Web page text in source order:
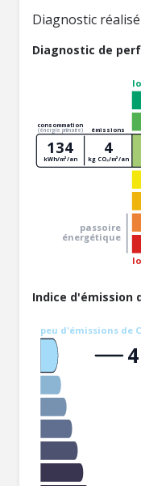
Diagnostic
Diagnostic de
passoire
énergétique
consommation
(énergie primaire) émissions
134
kWh/m²/an
4
kg CO₂/m²/an
Indice d'émission
peu d'émissions de
4